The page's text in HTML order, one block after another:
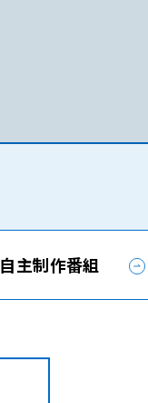
自主制作番組